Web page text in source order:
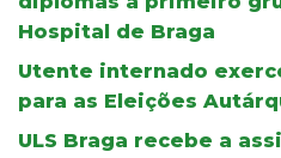
Hospital de Braga
Utente internado
para as Eleições
ULS Braga recebe a